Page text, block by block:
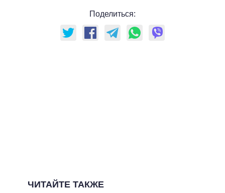
Поделиться:
ЧИТАЙТЕ ТАКЖЕ